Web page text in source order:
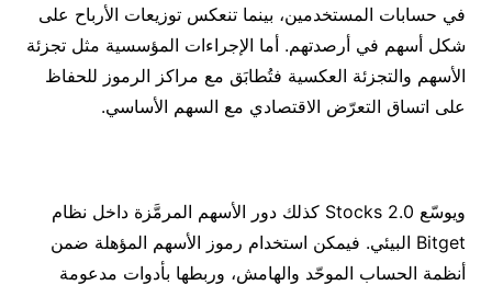
في حسابات المستخدمين، بينما تنعكس توزيعات الأرباح على
شكل أسهم في أرصدتهم. أما الإجراءات المؤسسية مثل تجزئة
الأسهم والتجزئة العكسية فتُطابَق مع مراكز الرموز للحفاظ
على اتساق التعرّض الاقتصادي مع السهم الأساسي.
ويوسّع Stocks 2.0 كذلك دور الأسهم المرمَّزة داخل نظام
Bitget البيئي. فيمكن استخدام رموز الأسهم المؤهلة ضمن
أنظمة الحساب الموحّد والهامش، وربطها بأدوات مدعومة